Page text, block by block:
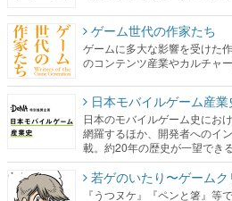
ゲーム世代の作家たち
ゲームに多大な影響を受けた
のコンテンツ産業やカルチャ
日本モバイルゲーム産業
日本のモバイルゲーム史にお
網羅するほか、開発者へのイ
載。約20年の歴史が一望でき
若ゲのいたり〜ゲーム
『うつヌケ』『ペンと箸』等